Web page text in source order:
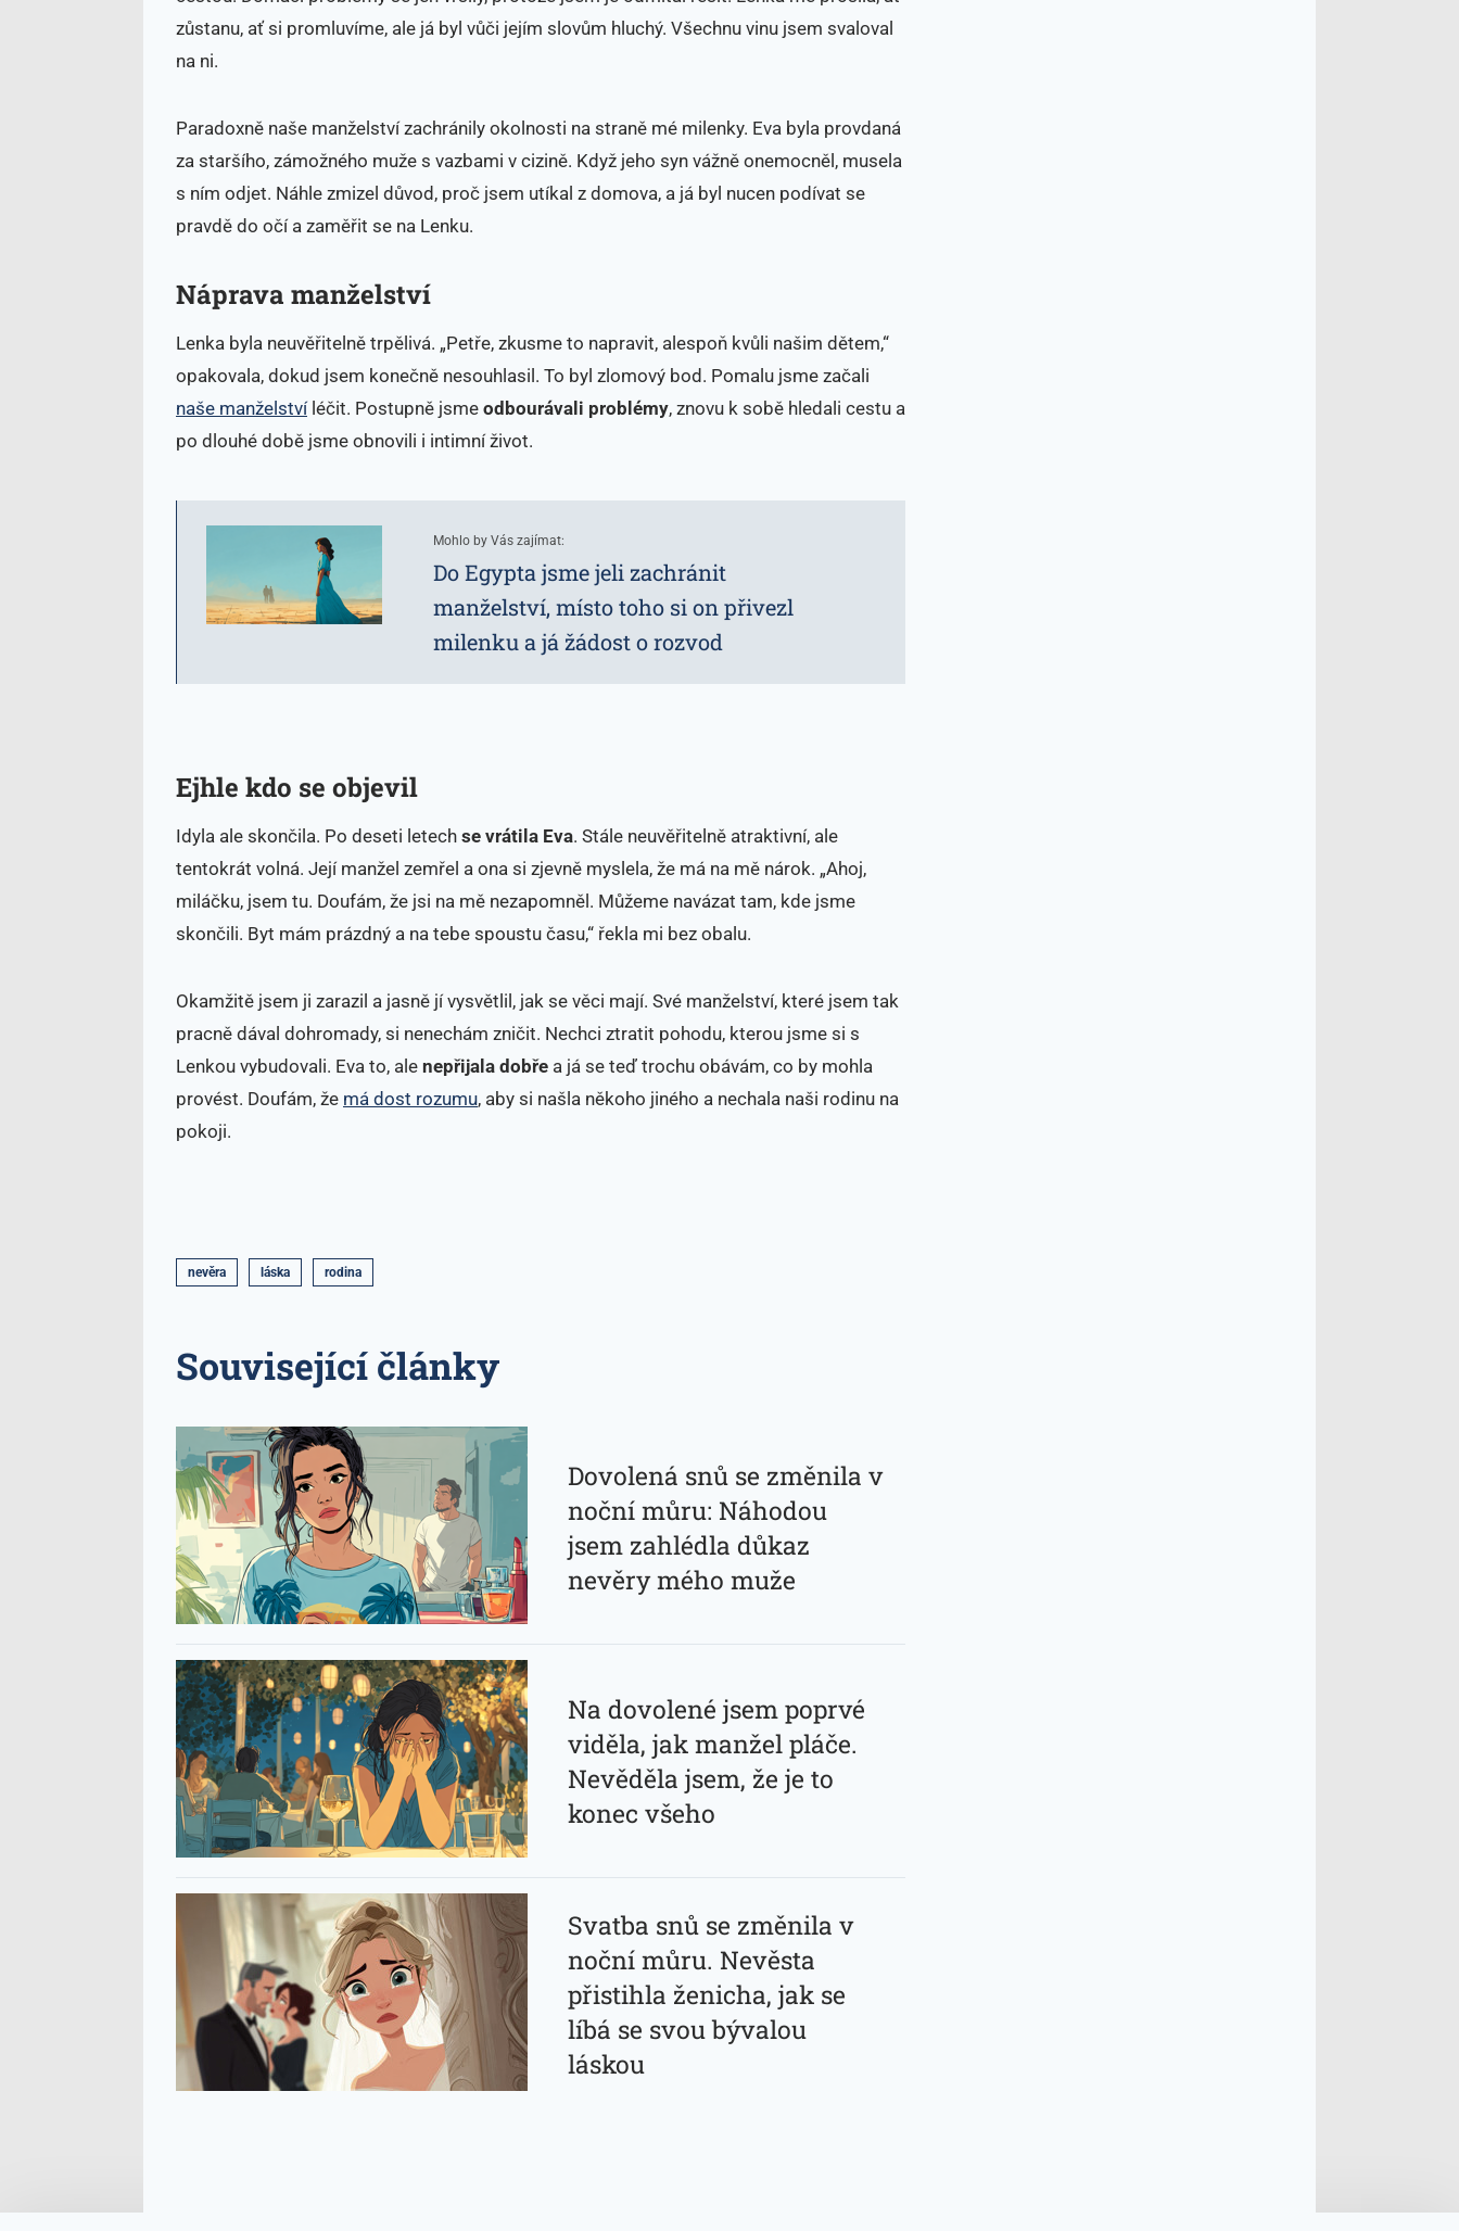
zůstanu, ať si promluvíme, ale já byl vůči jejím slovům hluchý. Všechnu vinu jsem svaloval
na ni.
Paradoxně naše manželství zachránily okolnosti na straně mé milenky. Eva byla provdaná
za staršího, zámožného muže s vazbami v cizině. Když jeho syn vážně onemocněl, musela
s ním odjet. Náhle zmizel důvod, proč jsem utíkal z domova, a já byl nucen podívat se
pravdě do očí a zaměřit se na Lenku.
Náprava manželství
Lenka byla neuvěřitelně trpělivá. „Petře, zkusme to napravit, alespoň kvůli našim dětem,“
opakovala, dokud jsem konečně nesouhlasil. To byl zlomový bod. Pomalu jsme začali
naše manželstvíléčit. Postupně jsme odbourávali problémy, znovu k sobě hledali cestu a
po dlouhé době jsme obnovili i intimní život.
Mohlo by Vás zajímat:
Do Egypta jsme jeli zachránit
manželství, místo toho si on přivezl
milenku a já žádost o rozvod
Ejhle kdo se objevil
Idyla ale skončila. Po deseti letech se vrátila Eva. Stále neuvěřitelně atraktivní, ale
tentokrát volná. Její manžel zemřel a ona si zjevně myslela, že má na mě nárok. „Ahoj,
miláčku, jsem tu. Doufám, že jsi na mě nezapomněl. Můžeme navázat tam, kde jsme
skončili. Byt mám prázdný a na tebe spoustu času,“ řekla mi bez obalu.
Okamžitě jsem ji zarazil a jasně jí vysvětlil, jak se věci mají. Své manželství, které jsem tak
pracně dával dohromady, si nenechám zničit. Nechci ztratit pohodu, kterou jsme si s
Lenkou vybudovali. Eva to, ale nepřijala dobře a já se teď trochu obávám, co by mohla
provést. Doufám, že má dost rozumu, aby si našla někoho jiného a nechala naši rodinu na
pokoji.
nevěra láska rodina
Související články
Dovolená snů se změnila v
noční můru: Náhodou
jsem zahlédla důkaz
nevěry mého muže
Na dovolené jsem poprvé
viděla, jak manžel pláče.
Nevěděla jsem, že je to
konec všeho
Svatba snů se změnila v
noční můru. Nevěsta
přistihla ženicha, jak se
líbá se svou bývalou
láskou